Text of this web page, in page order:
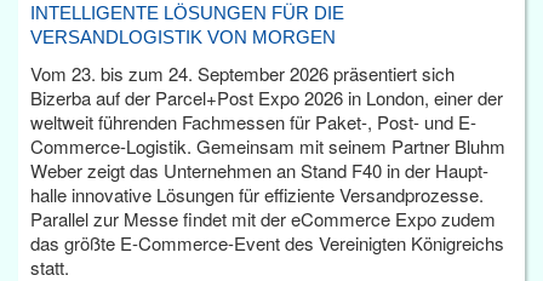
INTELLIGENTE LÖSUNGEN FÜR DIE
VERSANDLOGISTIK VON MORGEN
Vom 23. bis zum 24. September 2026 präsentiert sich
Bizerba auf der Parcel+Post Expo 2026 in London, einer der
weltweit führenden Fachmessen für Paket-, Post- und E-
Commerce-Logistik. Gemeinsam mit seinem Partner Bluhm
Weber zeigt das Unternehmen an Stand F40 in der Haupt­
halle innovative Lösungen für effiziente Versandprozesse.
Parallel zur Messe findet mit der eCommerce Expo zudem
das größte E-Commerce-Event des Vereinigten Königreichs
statt.